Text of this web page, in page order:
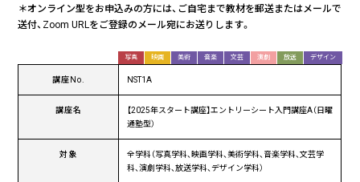
＊オンライン型をお申込みの方には、ご自宅まで教材を郵送またはメールで
送付、Zoom URLをご登録のメール宛にお送りします。
写真 映画 美術 音楽 文芸 演劇 放送 デザイン
講座No. NST1A
講座名
【2025年スタート講座】エントリーシート入門講座A（日曜
通塾型）
対象
全学科（写真学科、映画学科、美術学科、音楽学科、文芸学
科、演劇学科、放送学科、デザイン学科）